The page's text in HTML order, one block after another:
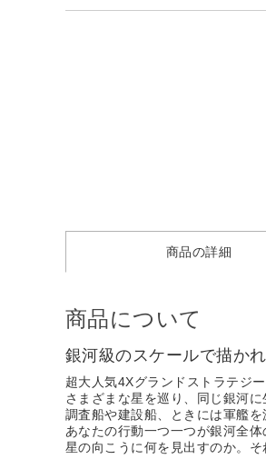
商品の詳細
商品について
銀河級のスケールで描か
超大人気4Xグランドストラテジ
さまざまな星を巡り、同じ銀河
調査船や建設船、ときには軍艦
あなたの行動一つ一つが銀河全体
星の向こうに何を見出すのか。そ